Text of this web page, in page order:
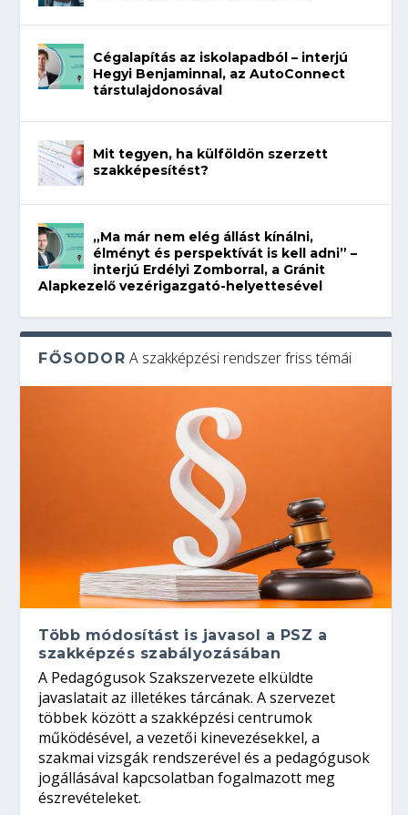
Cégalapítás az iskolapadból – interjú
Hegyi Benjaminnal, az AutoConnect
társtulajdonosával
Mit tegyen, ha külföldön szerzett
szakképesítést?
„Ma már nem elég állást kínálni,
élményt és perspektívát is kell adni” –
interjú Erdélyi Zomborral, a Gránit
Alapkezelő vezérigazgató-helyettesével
FŐSODOR A szakképzési rendszer friss témái
Több módosítást is javasol a PSZ a
szakképzés szabályozásában
A Pedagógusok Szakszervezete elküldte
javaslatait az illetékes tárcának. A szervezet
többek között a szakképzési centrumok
működésével, a vezetői kinevezésekkel, a
szakmai vizsgák rendszerével és a pedagógusok
jogállásával kapcsolatban fogalmazott meg
észrevételeket.